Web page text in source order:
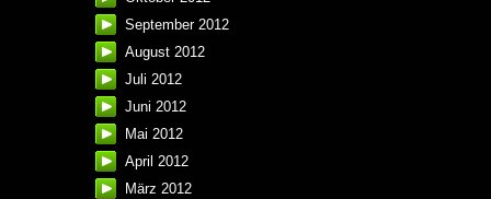
September 2012
August 2012
Juli 2012
Juni 2012
Mai 2012
April 2012
März 2012